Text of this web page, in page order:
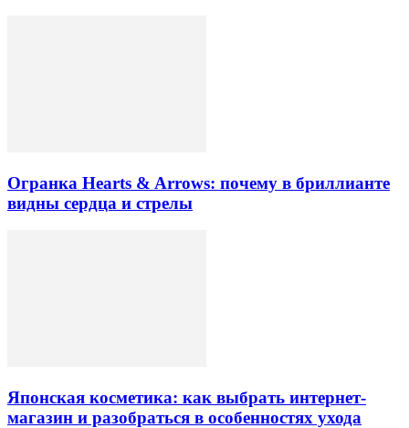
Огранка Hearts & Arrows: почему в бриллианте
видны сердца и стрелы
Японская косметика: как выбрать интернет-
магазин и разобраться в особенностях ухода